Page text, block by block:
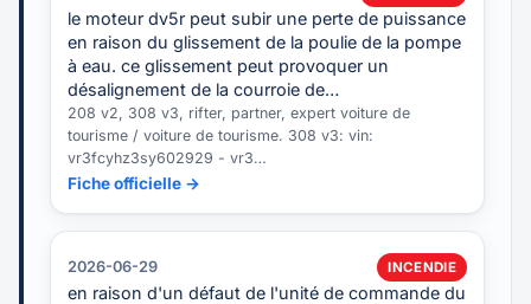
le moteur dv5r peut subir une perte de puissance
en raison du glissement de la poulie de la pompe
à eau. ce glissement peut provoquer un
désalignement de la courroie de…
208 v2, 308 v3, rifter, partner, expert voiture de
tourisme / voiture de tourisme. 308 v3: vin:
vr3fcyhz3sy602929 - vr3…
Fiche officielle →
2026-06-29 INCENDIE
en raison d'un défaut de l'unité de commande du